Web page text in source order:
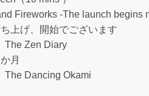
Fireworks -The launch begins
上げ、開始でございます
The Zen Diary
月
The Dancing Okami